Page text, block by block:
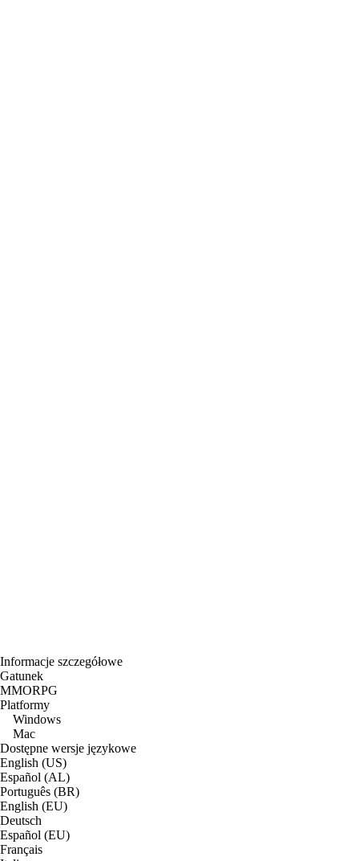
Informacje szczegółowe
Gatunek
MMORPG
Platformy
Windows
Mac
Dostępne wersje językowe
English (US)
Español (AL)
Português (BR)
English (EU)
Deutsch
Español (EU)
Français